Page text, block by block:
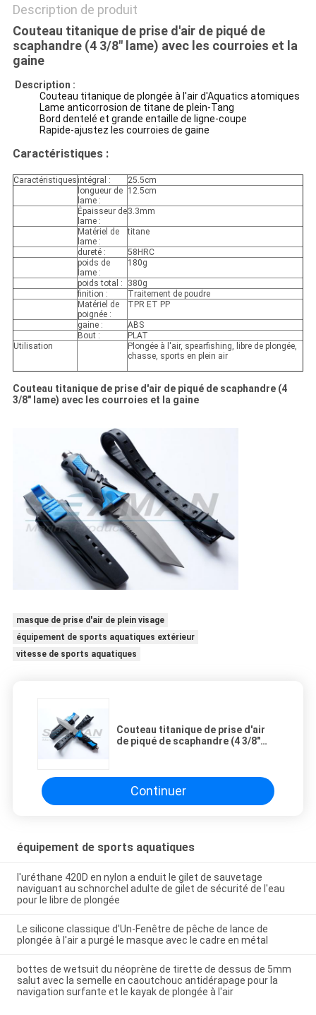
Description de produit
Couteau titanique de prise d'air de piqué de
scaphandre (4 3/8" lame) avec les courroies et la
gaine
Description :
Couteau titanique de plongée à l'air d'Aquatics atomiques
Lame anticorrosion de titane de plein-Tang
Bord dentelé et grande entaille de ligne-coupe
Rapide-ajustez les courroies de gaine
Caractéristiques :
Caractéristiques intégral :
25.5cm
longueur de
lame :
12.5cm
Épaisseur de
lame :
3.3mm
Matériel de
lame :
titane
dureté :
58HRC
poids de
lame :
180g
poids total :
380g
finition :
Traitement de poudre
Matériel de
poignée :
TPR ET PP
gaine :
ABS
Bout :
PLAT
Utilisation
Plongée à l'air, spearfishing, libre de plongée,
chasse, sports en plein air
Couteau titanique de prise d'air de piqué de scaphandre (4
3/8" lame) avec les courroies et la gaine
masque de prise d'air de plein visage
équipement de sports aquatiques extérieur
vitesse de sports aquatiques
Couteau titanique de prise d'air
de piqué de scaphandre (4 3/8"
Continuer
équipement de sports aquatiques
l'uréthane 420D en nylon a enduit le gilet de sauvetage
naviguant au schnorchel adulte de gilet de sécurité de l'eau
pour le libre de plongée
Le silicone classique d'Un-Fenêtre de pêche de lance de
plongée à l'air a purgé le masque avec le cadre en métal
bottes de wetsuit du néoprène de tirette de dessus de 5mm
salut avec la semelle en caoutchouc antidérapage pour la
navigation surfante et le kayak de plongée à l'air